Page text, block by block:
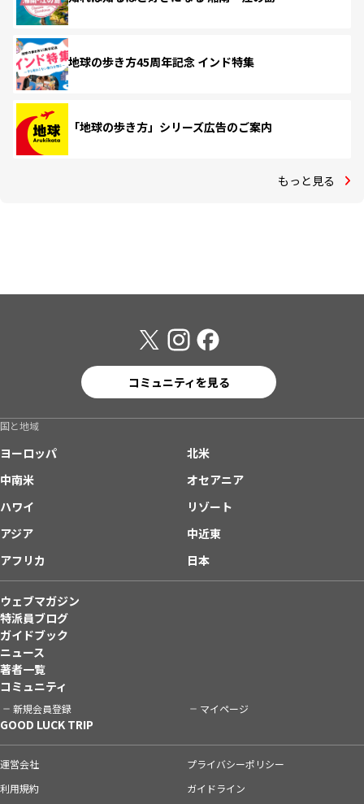
地球の歩き方45周年記念 インド特集
「地球の歩き方」シリーズ広告のご案内
もっと見る
コミュニティを見る
国と地域
ヨーロッパ
北米
中南米
オセアニア
ハワイ
リゾート
アジア
中近東
アフリカ
日本
ウェブマガジン
特派員ブログ
ガイドブック
ニュース
著者一覧
コミュニティ
新規会員登録 マイページ
GOOD LUCK TRIP
運営会社
プライバシーポリシー
利用規約
ガイドライン